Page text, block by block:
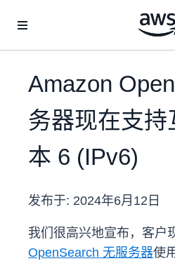
Amazon
务器现在支持
本 6 (IPv6)
发布于: 2024年6月12日
我们很高兴地宣布，客户
OpenSearch 无服务器使